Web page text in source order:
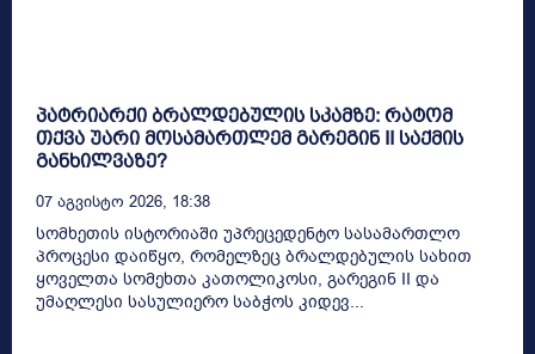
პატრიარქი ბრალდებულის სკამზე: რატომ
თქვა უარი მოსამართლემ გარეგინ II საქმის
განხილვაზე?
07 Აგვისტო 2026, 18:38
სომხეთის ისტორიაში უპრეცედენტო სასამართლო
პროცესი დაიწყო, რომელზეც ბრალდებულის სახით
ყოველთა სომეხთა კათოლიკოსი, გარეგინ II და
უმაღლესი სასულიერო საბჭოს კიდევ...